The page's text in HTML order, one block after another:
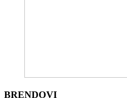
BRENDOVI